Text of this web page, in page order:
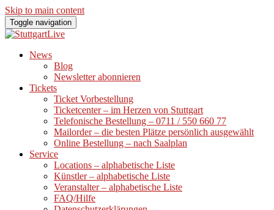
Skip to main content
Toggle navigation
News
Blog
Newsletter abonnieren
Tickets
Ticket Vorbestellung
Ticketcenter – im Herzen von Stuttgart
Telefonische Bestellung – 0711 / 550 660 77
Mailorder – die besten Plätze persönlich ausgewählt
Online Bestellung – nach Saalplan
Service
Locations – alphabetische Liste
Künstler – alphabetische Liste
Veranstalter – alphabetische Liste
FAQ/Hilfe